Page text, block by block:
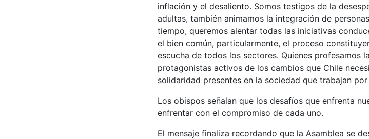
inflación y el desaliento. Somos testigos de la
adultas, también animamos la integración de
tiempo, queremos alentar todas las iniciativas
el bien común, particularmente, el proceso
escucha de todos los sectores. Quienes profesamos
protagonistas activos de los cambios que Chile
solidaridad presentes en la sociedad que trabajan
Los obispos señalan que los desafíos que enfrenta
enfrentar con el compromiso de cada uno.
El mensaje finaliza recordando que la Asamblea se